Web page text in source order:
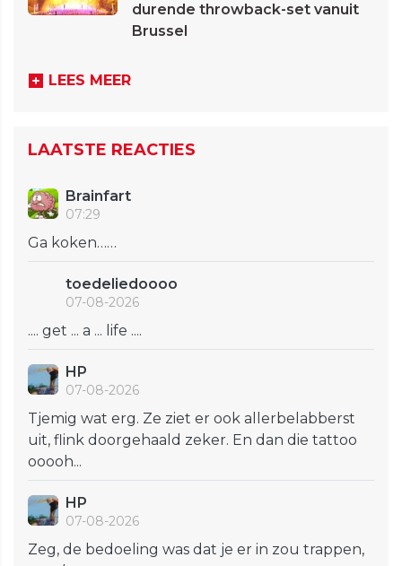
durende throwback-set vanuit
Brussel
LEES MEER
LAATSTE REACTIES
Brainfart
07:29
Ga koken……
toedeliedoooo
07-08-2026
.... get ... a ... life ....
HP
07-08-2026
Tjemig wat erg. Ze ziet er ook allerbelabberst
uit, flink doorgehaald zeker. En dan die tattoo
ooooh...
HP
07-08-2026
Zeg, de bedoeling was dat je er in zou trappen,